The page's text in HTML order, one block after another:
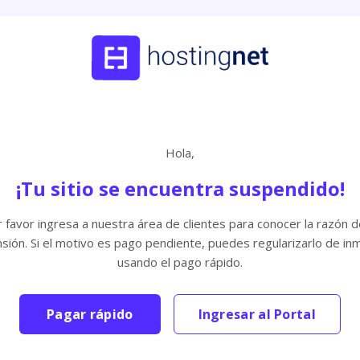
Hola,
¡Tu sitio se encuentra suspendido!
favor ingresa a nuestra área de clientes para conocer la razón
Si el motivo es pago pendiente, puedes regularizarlo de
usando el pago rápido.
Pagar rápido Ingresar al Portal